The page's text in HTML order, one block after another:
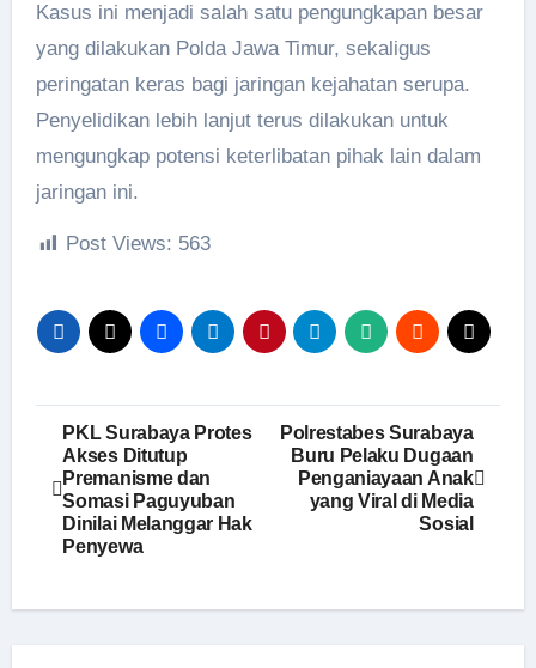
Kasus ini menjadi salah satu pengungkapan besar
yang dilakukan Polda Jawa Timur, sekaligus
peringatan keras bagi jaringan kejahatan serupa.
Penyelidikan lebih lanjut terus dilakukan untuk
mengungkap potensi keterlibatan pihak lain dalam
jaringan ini.
Post Views: 563
Navigasi
pos
PKL Surabaya Protes
Akses Ditutup
Premanisme dan
Somasi Paguyuban
Dinilai Melanggar Hak
Penyewa
Polrestabes Surabaya
Buru Pelaku Dugaan
Penganiayaan Anak
yang Viral di Media
Sosial